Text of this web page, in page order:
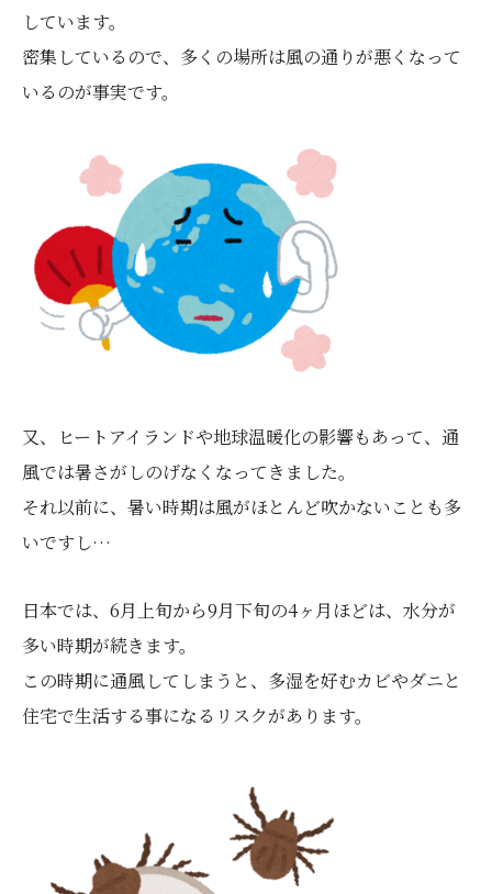
しています。
密集しているので、多くの場所は風の通りが悪くなって
いるのが事実です。
又、ヒートアイランドや地球温暖化の影響もあって、通
風では暑さがしのげなくなってきました。
それ以前に、暑い時期は風がほとんど吹かないことも多
いですし…
日本では、6月上旬から9月下旬の4ヶ月ほどは、水分が
多い時期が続きます。
この時期に通風してしまうと、多湿を好むカビやダニと
住宅で生活する事になるリスクがあります。